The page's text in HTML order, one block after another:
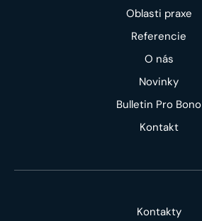
Oblasti praxe
Referencie
O nás
Novinky
Bulletin Pro Bono
Kontakt
Kontakty